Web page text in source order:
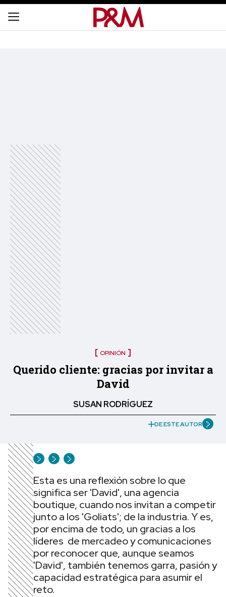
OPINIÓN
Querido cliente: gracias por invitar a
David
SUSAN RODRÍGUEZ
DE ESTE AUTOR
Esta es una reflexión sobre lo que
significa ser 'David', una agencia
boutique, cuando nos invitan a competir
junto a los 'Goliats'; de la industria. Y es,
por encima de todo, un gracias a los
líderes de mercadeo y comunicaciones
por reconocer que, aunque seamos
'David', también tenemos garra, pasión y
capacidad estratégica para asumir el
reto.